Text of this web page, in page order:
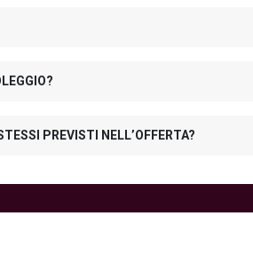
PREVISTI NELL’OFFERTA?